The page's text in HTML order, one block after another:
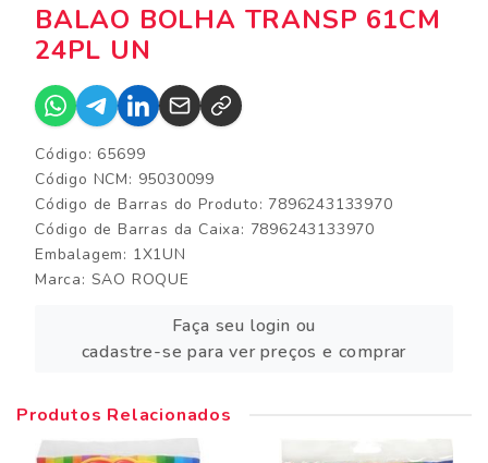
BALAO BOLHA TRANSP 61CM
24PL UN
Código: 65699
Código NCM: 95030099
Código de Barras do Produto: 7896243133970
Código de Barras da Caixa: 7896243133970
Embalagem: 1X1UN
Marca: SAO ROQUE
Faça seu login ou
cadastre-se para ver preços e comprar
Produtos Relacionados